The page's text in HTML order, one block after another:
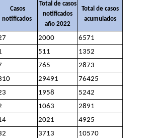
Casos
notificados
Total de casos
notificados
año 2022
Total de casos
acumulados
2000
6571
511
1352
765
2873
29491
76425
1958
5242
1063
2891
2021
4925
3713
10570